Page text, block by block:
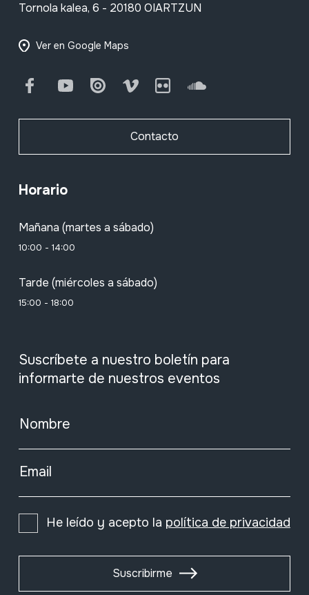
Tornola kalea, 6 - 20180 OIARTZUN
Ver en Google Maps
FacebookYoutube Issuu Vimeo Flickr SoundCloud
Contacto
Horario
Mañana (martes a sábado)
10:00 - 14:00
Tarde (miércoles a sábado)
15:00 - 18:00
Suscríbete a nuestro boletín para
informarte de nuestros eventos
Nombre
Email
He leído y acepto la política de privacidad
Suscribirme